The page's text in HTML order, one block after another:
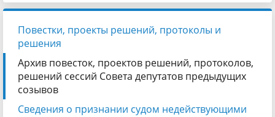
Повестки, проекты решений, протоколы и
решения
Архив повесток, проектов решений, протоколов,
решений сессий Совета депутатов предыдущих
созывов
Сведения о признании судом недействующими